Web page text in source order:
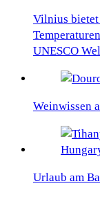
Vilnius bietet
UNESCO
Weinwissen
Urlaub am